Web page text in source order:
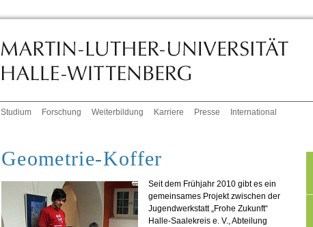
Studium Forschung Weiterbildung Karriere Presse International
Geometrie-Koffer
Seit dem Frühjahr 2010 gibt es ein
gemeinsames Projekt zwischen der
Jugendwerkstatt „Frohe Zukunft“
Halle-Saalekreis e. V., Abteilung